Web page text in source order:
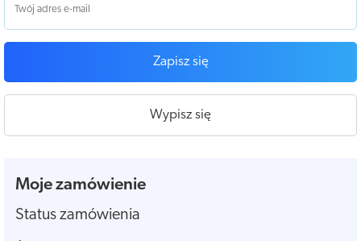
Zapisz się
Wypisz się
Moje zamówienie
Status zamówienia